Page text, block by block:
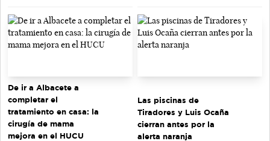
De ir a Albacete a
completar el
tratamiento en casa: la
cirugía de mama
mejora en el HUCU
Las piscinas de
Tiradores y Luis Ocaña
cierran antes por la
alerta naranja